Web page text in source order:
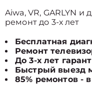
Aiwa, VR, GARLYN
ремонт до 3-х лет
Бесплатная
Ремонт
До 3-х лет
Быстрый выезд
85% ремонтов -